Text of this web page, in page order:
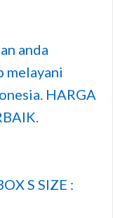
anda
melayani
HARGA
S SIZE :